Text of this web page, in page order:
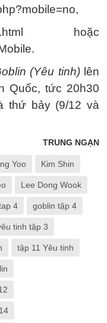
tvn.html hoặc
(Yêu tinh)lên
Quốc, tức 20h30
thứ bảy (9/12 và
TRUNG NGẠN
Yoo Kim Shin
Lee Dong Wook
4 goblin tập 4
tinh tập 3
tập 11 Yêu tinh